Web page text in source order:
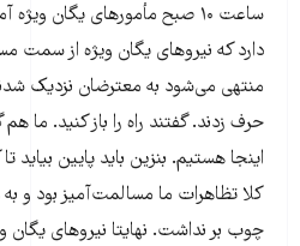
ساعت ۱۰ صبح مأمورهای یگان
دارد که نیروهای یگان ویژه از سمت
منتهی می‌شود به معترضان نزدیک
حرف زدند. گفتند راه را باز کنید. ما
اینجا هستیم. بنزین باید پایین
کلا تظاهرات ما مسالمت‌آمیز بود و
چوب بر نداشت. نهایتا نیروهای یگان